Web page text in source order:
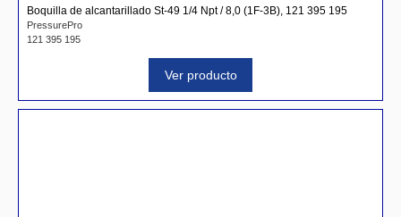
Boquilla de alcantarillado St-49 1/4 Npt / 8,0 (1F-3B), 121 395 195
PressurePro
121 395 195
Ver producto